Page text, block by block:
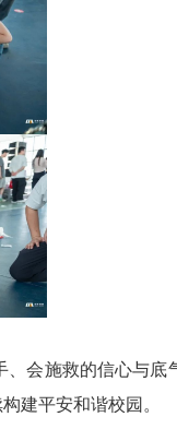
会施救的信心与底
建平安和谐校园。